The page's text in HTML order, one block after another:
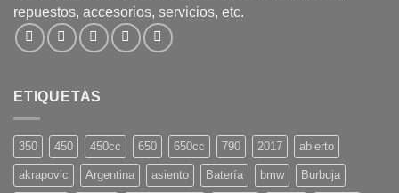
repuestos, accesorios, servicios, etc.
ETIQUETAS
350 450 450cc 650 650cc 790 2017 abierto
akrapovic Argentina asiento Batería bmw Burbuja